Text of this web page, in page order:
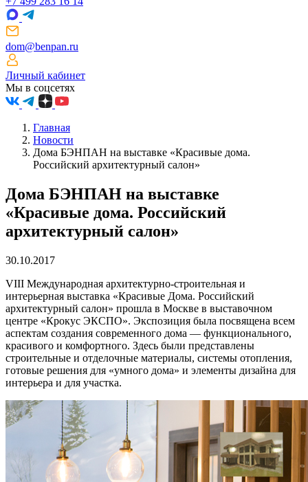
dom@benpan.ru
Личный кабинет
Мы в соцсетях
Главная
Новости
Дома БЭНПАН на выставке «Красивые дома.
Российский архитектурный салон»
Дома БЭНПАН на выставке
«Красивые дома. Российский
архитектурный салон»
30.10.2017
VIII Международная архитектурно-строительная и
интерьерная выставка «Красивые Дома. Российский
архитектурный салон» прошла в Москве в выставочном
центре «Крокус ЭКСПО». Экспозиция была посвящена всем
аспектам создания современного дома — функционального,
красивого и комфортного. Здесь были представлены
строительные и отделочные материалы, системы отопления,
готовые решения для «умного дома» и элементы дизайна для
интерьера и для участка.